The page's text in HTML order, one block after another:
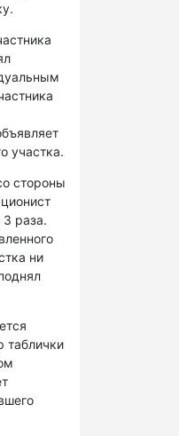
участка.
стороны
раза.
ни
таблички